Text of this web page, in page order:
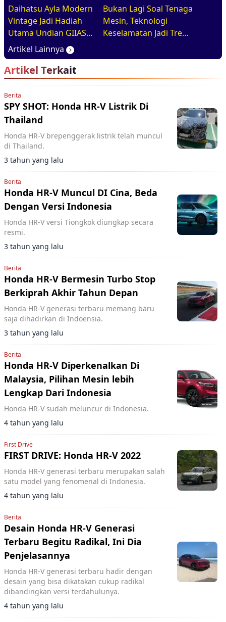
Daihatsu Ayla Modern
Vintage Jadi Hadiah
Utama Undian GIIAS
2026, Basisnya Varian
Terlaris
Bukan Lagi Soal Tenaga
Mesin, Teknologi
Keselamatan Jadi Tren
Artikel Lainnya
Artikel Terkait
Berita
SPY SHOT: Honda HR-V Listrik Di
Thailand
Honda HR-V brepenggerak listrik telah muncul
di Thailand.
3 tahun yang lalu
Berita
Honda HR-V Muncul DI Cina, Beda
Dengan Versi Indonesia
Honda HR-V versi Tiongkok diungkap secara
resmi.
3 tahun yang lalu
Berita
Honda HR-V Bermesin Turbo Stop
Berkiprah Akhir Tahun Depan
Honda HR-V generasi terbaru memang baru
saja dihadirkan di Indoensia.
3 tahun yang lalu
Berita
Honda HR-V Diperkenalkan Di
Malaysia, Pilihan Mesin lebih
Lengkap Dari Indonesia
Honda HR-V sudah meluncur di Indonesia.
4 tahun yang lalu
First Drive
FIRST DRIVE: Honda HR-V 2022
Honda HR-V generasi terbaru merupakan salah
satu model yang fenomenal di Indonesia.
4 tahun yang lalu
Berita
Desain Honda HR-V Generasi
Terbaru Begitu Radikal, Ini Dia
Penjelasannya
Honda HR-V generasi terbaru hadir dengan
desain yang bisa dikatakan cukup radikal
dibandingkan versi terdahulunya.
4 tahun yang lalu